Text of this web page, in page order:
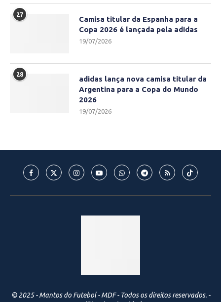
27
Camisa titular da Espanha para a
Copa 2026 é lançada pela adidas
19/07/2026
28
adidas lança nova camisa titular da
Argentina para a Copa do Mundo
2026
19/07/2026
© 2025 - Mantos do Futebol - MDF - Todos os direitos reservados. -